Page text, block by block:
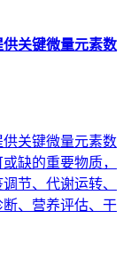
关键微量元素数
关键微量元素数
缺的重要物质，
节、代谢运转、
、营养评估、干